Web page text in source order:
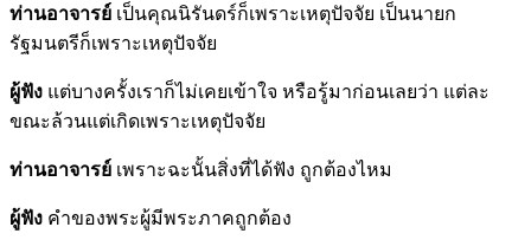
ท่านอาจารย์ เป็นคุณนิรันดร์ก็เพราะเหตุปัจจัย เป็นนายก
รัฐมนตรีก็เพราะเหตุปัจจัย
ผู้ฟัง แต่บางครั้งเราก็ไม่เคยเข้าใจ หรือรู้มาก่อนเลยว่า แต่ละ
ขณะล้วนแต่เกิดเพราะเหตุปัจจัย
ท่านอาจารย์ เพราะฉะนั้นสิ่งที่ได้ฟัง ถูกต้องไหม
ผู้ฟัง คำของพระผู้มีพระภาคถูกต้อง